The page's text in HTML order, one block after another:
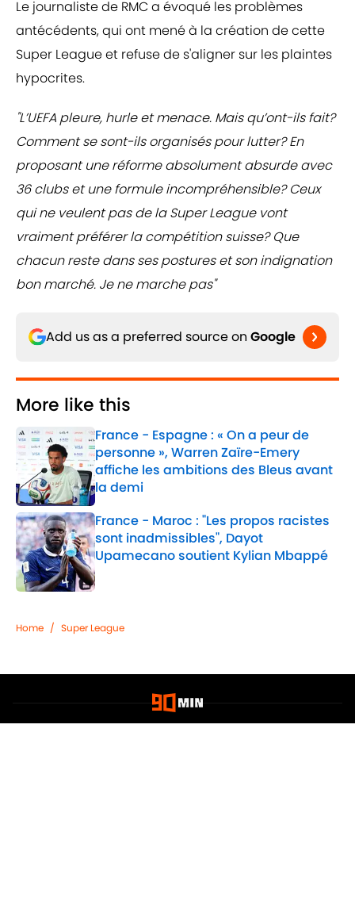
Le journaliste de RMC a évoqué les problèmes
antécédents, qui ont mené à la création de cette
Super League et refuse de s'aligner sur les plaintes
hypocrites.
"L’UEFA pleure, hurle et menace. Mais qu’ont-ils fait?
Comment se sont-ils organisés pour lutter? En
proposant une réforme absolument absurde avec
36 clubs et une formule incompréhensible? Ceux
qui ne veulent pas de la Super League vont
vraiment préférer la compétition suisse? Que
chacun reste dans ses postures et son indignation
bon marché. Je ne marche pas"
Add us as a preferred source on Google
More like this
France - Espagne : « On a peur de
personne », Warren Zaïre-Emery
affiche les ambitions des Bleus avant
la demi
Published by on Invalid Date
France - Maroc : "Les propos racistes
sont inadmissibles", Dayot
Upamecano soutient Kylian Mbappé
Published by on Invalid Date
Home / Super League